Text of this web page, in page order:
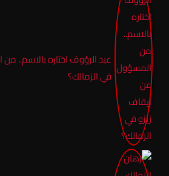
عبد الرؤوف اختاره بالاسم..
في الزمالك؟